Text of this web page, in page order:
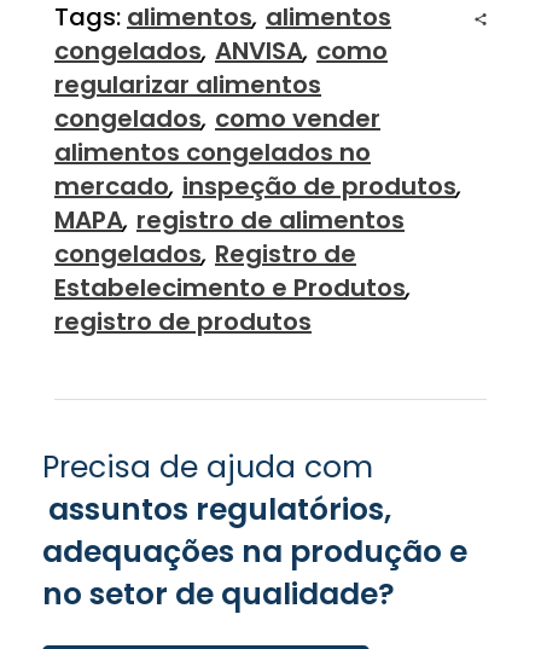
Tags: alimentos, alimentos
congelados, ANVISA, como
regularizar alimentos
congelados, como vender
alimentos congelados no
mercado, inspeção de produtos,
MAPA, registro de alimentos
congelados, Registro de
Estabelecimento e Produtos,
registro de produtos
Precisa de ajuda com
assuntos regulatórios,
adequações na produção e
no setor de qualidade?